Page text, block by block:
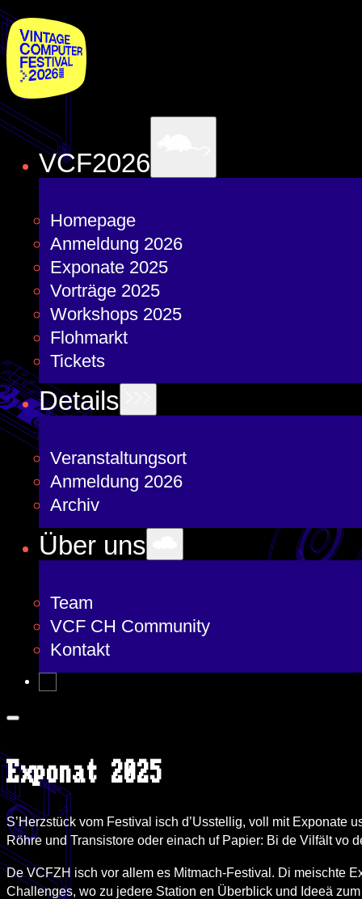
VCF2026
Homepage
Anmeldung 2026
Exponate 2025
Vorträge 2025
Workshops 2025
Flohmarkt
Tickets
Details
Veranstaltungsort
Anmeldung 2026
Archiv
Über uns
Team
VCF CH Community
Kontakt
Exponat 2025
S’Herzstück vom Festival isch d’Usstellig, voll mit
Röhre und Transistore oder einach uf Papier: Bi de Vilfält vo
De VCFZH isch vor allem es Mitmach-Festival. Di meischte
Challenges, wo zu jedere Station en Überblick und Ideeä